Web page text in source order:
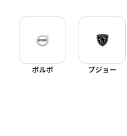
ボルボ プジョー